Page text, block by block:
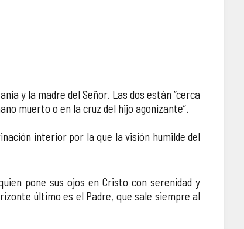
y la madre del Señor. Las dos están “cerca
muerto o en la cruz del hijo agonizante”.
interior por la que la visión humilde del
pone sus ojos en Cristo con serenidad y
último es el Padre, que sale siempre al